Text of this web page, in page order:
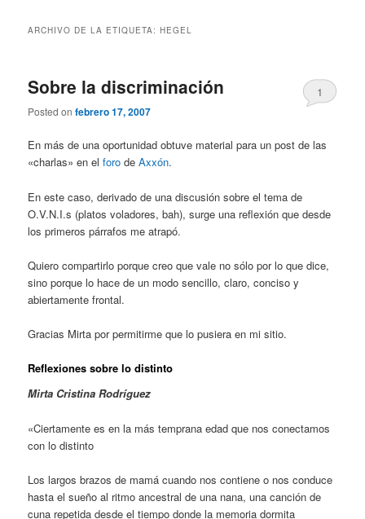
ARCHIVO DE LA ETIQUETA:HEGEL
Sobre la discriminación
Posted onfebrero 17, 2007
1
En más de una oportunidad obtuve material para un post de las
«charlas» en elforo deAxxón.
En este caso, derivado de una discusión sobre el tema de
O.V.N.I.s (platos voladores, bah), surge una reflexión que desde
los primeros párrafos me atrapó.
Quiero compartirlo porque creo que vale no sólo por lo que dice,
sino porque lo hace de un modo sencillo, claro, conciso y
abiertamente frontal.
Gracias Mirta por permitirme que lo pusiera en mi sitio.
Reflexiones sobre lo distinto
Mirta Cristina Rodríguez
«Ciertamente es en la más temprana edad que nos conectamos
con lo distinto
Los largos brazos de mamá cuando nos contiene o nos conduce
hasta el sueño al ritmo ancestral de una nana, una canción de
cuna repetida desde el tiempo donde la memoria dormita